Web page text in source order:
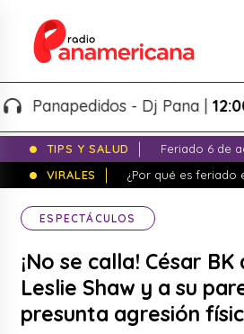
- Dj Pana |12:00PM
TIPS Y SALUD
Feriado 6 de
VIRALES
¿Por qué es feriado
ESPECTÁCULOS
¡No se calla! César
Leslie Shaw y a su
presunta agresión